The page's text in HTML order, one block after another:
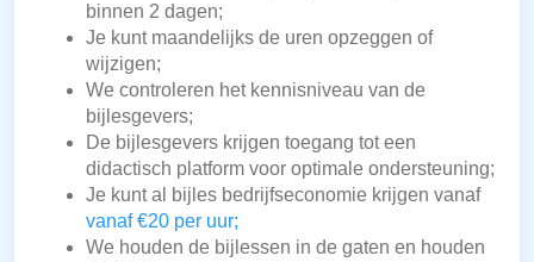
binnen 2 dagen;
Je kunt maandelijks de uren opzeggen of
wijzigen;
We controleren het kennisniveau van de
bijlesgevers;
De bijlesgevers krijgen toegang tot een
didactisch platform voor optimale ondersteuning;
Je kunt al bijles bedrijfseconomie krijgen vanaf
vanaf €20 per uur;
We houden de bijlessen in de gaten en houden